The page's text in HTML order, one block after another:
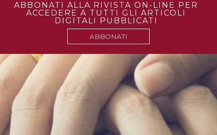
ABBONATI ALLA RIVISTA ON-LINE PER
ACCEDERE A TUTTI GLI ARTICOLI
DIGITALI PUBBLICATI
ABBONATI